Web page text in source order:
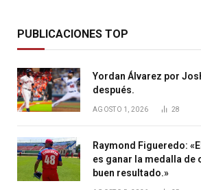
PUBLICACIONES TOP
Yordan Álvarez por
después.
AGOSTO 1, 2026 28
Raymond Figueredo:
es ganar la medalla de
buen resultado.»